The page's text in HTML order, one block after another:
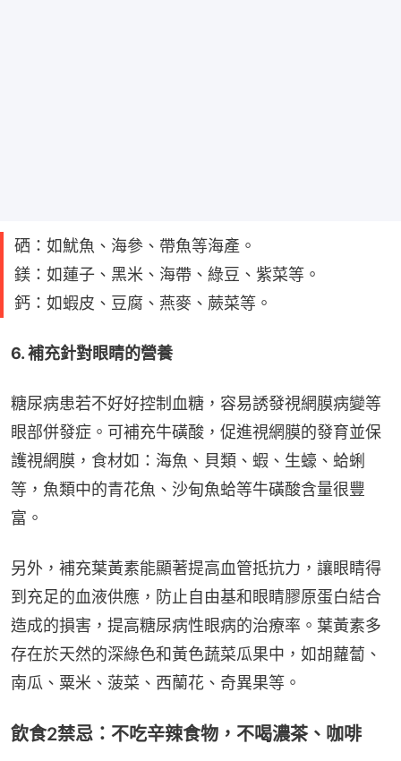
硒：如魷魚、海參、帶魚等海產。
鎂：如蓮子、黑米、海帶、綠豆、紫菜等。
鈣：如蝦皮、豆腐、燕麥、蕨菜等。
6. 補充針對眼睛的營養
糖尿病患若不好好控制血糖，容易誘發視網膜病變等
眼部併發症。可補充牛磺酸，促進視網膜的發育並保
護視網膜，食材如：海魚、貝類、蝦、生蠔、蛤蜊
等，魚類中的青花魚、沙甸魚蛤等牛磺酸含量很豐
富。
另外，補充葉黃素能顯著提高血管抵抗力，讓眼睛得
到充足的血液供應，防止自由基和眼睛膠原蛋白結合
造成的損害，提高糖尿病性眼病的治療率。葉黃素多
存在於天然的深綠色和黃色蔬菜瓜果中，如胡蘿蔔、
南瓜、粟米、菠菜、西蘭花、奇異果等。
飲食2禁忌：不吃辛辣食物，不喝濃茶、咖啡